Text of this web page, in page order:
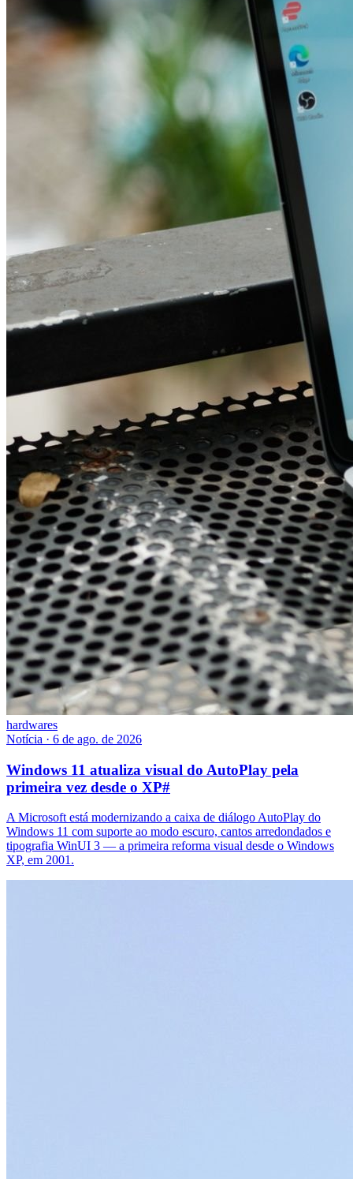
hardwares
Notícia · 6 de ago. de 2026
Windows 11 atualiza visual do AutoPlay pela
primeira vez desde o XP#
A Microsoft está modernizando a caixa de diálogo AutoPlay do
Windows 11 com suporte ao modo escuro, cantos arredondados e
tipografia WinUI 3 — a primeira reforma visual desde o Windows
XP, em 2001.